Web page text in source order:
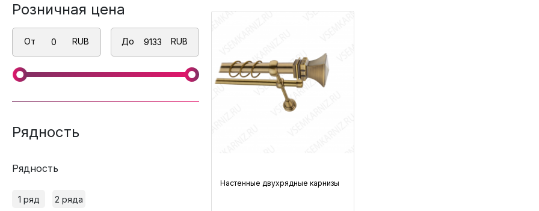
Розничная цена
От RUB До RUB
Рядность
Рядность
1 ряд 2 ряда
Настенные двухрядные карнизы